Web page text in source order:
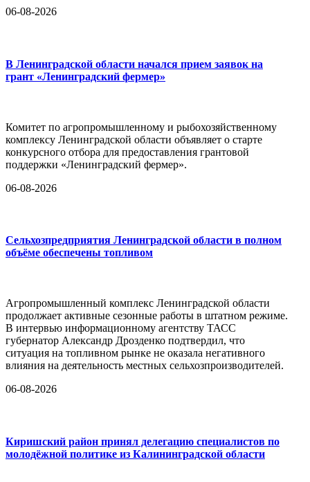
06-08-2026
В Ленинградской области начался прием заявок на
грант «Ленинградский фермер»
Комитет по агропромышленному и рыбохозяйственному
комплексу Ленинградской области объявляет о старте
конкурсного отбора для предоставления грантовой
поддержки «Ленинградский фермер».
06-08-2026
Сельхозпредприятия Ленинградской области в полном
объёме обеспечены топливом
Агропромышленный комплекс Ленинградской области
продолжает активные сезонные работы в штатном режиме.
В интервью информационному агентству ТАСС
губернатор Александр Дрозденко подтвердил, что
ситуация на топливном рынке не оказала негативного
влияния на деятельность местных сельхозпроизводителей.
06-08-2026
Киришский район принял делегацию специалистов по
молодёжной политике из Калининградской области